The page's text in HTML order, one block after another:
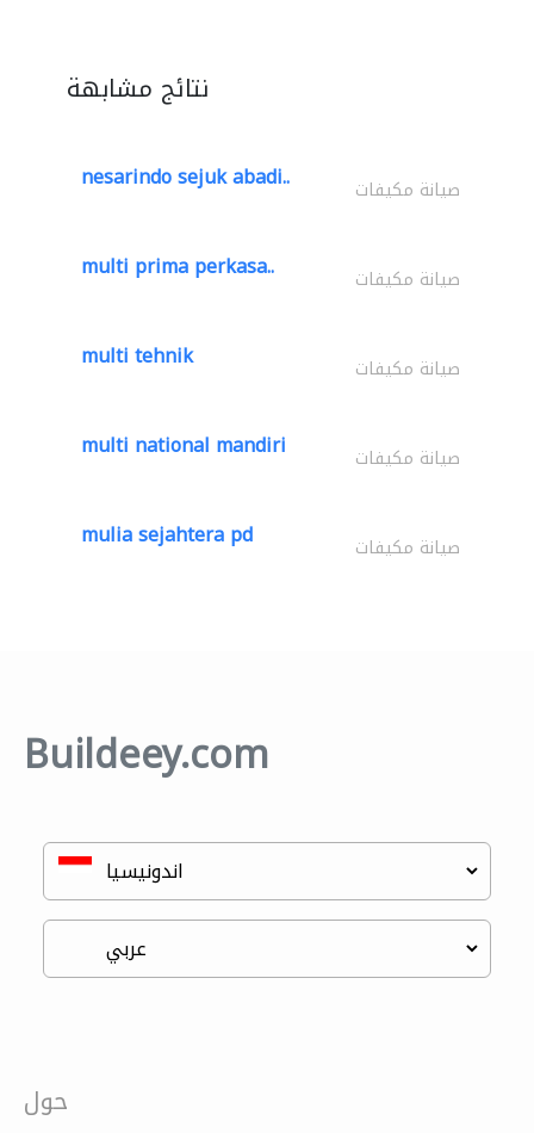
نتائج مشابهة
nesarindo sejuk abadi.. صيانة مكيفات
multi prima perkasa.. صيانة مكيفات
multi tehnik صيانة مكيفات
multi national mandiri صيانة مكيفات
mulia sejahtera pd صيانة مكيفات
Buildeey.com
حول